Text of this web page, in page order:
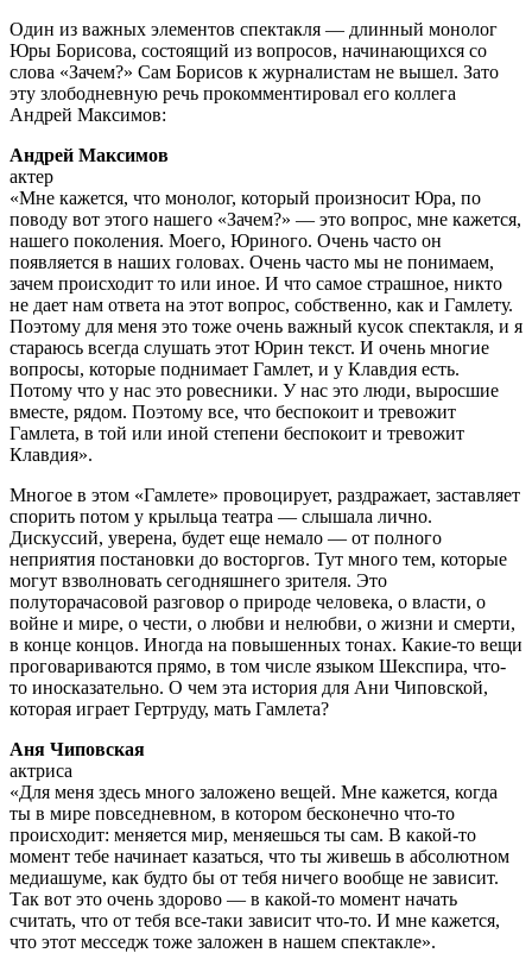
Один из важных элементов спектакля — длинный монолог
Юры Борисова, состоящий из вопросов, начинающихся со
слова «Зачем?» Сам Борисов к журналистам не вышел. Зато
эту злободневную речь прокомментировал его коллега
Андрей Максимов:
Андрей Максимов
актер
«Мне кажется, что монолог, который произносит Юра, по
поводу вот этого нашего «Зачем?» — это вопрос, мне кажется,
нашего поколения. Моего, Юриного. Очень часто он
появляется в наших головах. Очень часто мы не понимаем,
зачем происходит то или иное. И что самое страшное, никто
не дает нам ответа на этот вопрос, собственно, как и Гамлету.
Поэтому для меня это тоже очень важный кусок спектакля, и я
стараюсь всегда слушать этот Юрин текст. И очень многие
вопросы, которые поднимает Гамлет, и у Клавдия есть.
Потому что у нас это ровесники. У нас это люди, выросшие
вместе, рядом. Поэтому все, что беспокоит и тревожит
Гамлета, в той или иной степени беспокоит и тревожит
Клавдия».
Многое в этом «Гамлете» провоцирует, раздражает, заставляет
спорить потом у крыльца театра — слышала лично.
Дискуссий, уверена, будет еще немало — от полного
неприятия постановки до восторгов. Тут много тем, которые
могут взволновать сегодняшнего зрителя. Это
полуторачасовой разговор о природе человека, о власти, о
войне и мире, о чести, о любви и нелюбви, о жизни и смерти,
в конце концов. Иногда на повышенных тонах. Какие-то вещи
проговариваются прямо, в том числе языком Шекспира, что-
то иносказательно. О чем эта история для Ани Чиповской,
которая играет Гертруду, мать Гамлета?
Аня Чиповская
актриса
«Для меня здесь много заложено вещей. Мне кажется, когда
ты в мире повседневном, в котором бесконечно что-то
происходит: меняется мир, меняешься ты сам. В какой-то
момент тебе начинает казаться, что ты живешь в абсолютном
медиашуме, как будто бы от тебя ничего вообще не зависит.
Так вот это очень здорово — в какой-то момент начать
считать, что от тебя все-таки зависит что-то. И мне кажется,
что этот месседж тоже заложен в нашем спектакле».